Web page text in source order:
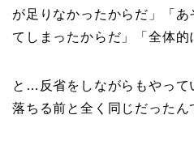
が足りなかったからだ」「
てしまったからだ」「全体的
と…反省をしながらもやって
落ちる前と全く同じだったん